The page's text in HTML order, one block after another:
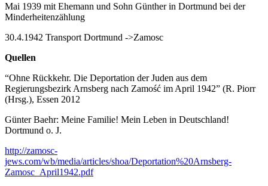
Mai 1939 mit Ehemann und Sohn Günther in Dortmund bei der
Minderheitenzählung
30.4.1942 Transport Dortmund ->Zamosc
Quellen
“Ohne Rückkehr. Die Deportation der Juden aus dem
Regierungsbezirk Arnsberg nach Zamość im April 1942” (R. Piorr
(Hrsg.), Essen 2012
Günter Baehr: Meine Familie! Mein Leben in Deutschland!
Dortmund o. J.
http://zamosc-
jews.com/wb/media/articles/shoa/Deportation%20Arnsberg-
Zamosc_April1942.pdf